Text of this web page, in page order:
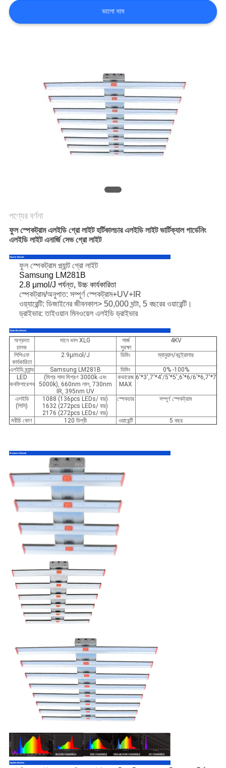
জন্য
আবেদন
PRIVACY
ভালো দাম
পণ্যের বর্ণনা
ফুল স্পেকট্রাম এলইডি গ্রো লাইট হর্টিকালচার এলইডি লাইট ভার্টিক্যাল গার্ডেনিং
এলইডি লাইট এনার্জি সেভ গ্রো লাইট
ফুল স্পেকট্রাম প্ল্যান্ট গ্রো লাইট
Samsung LM281B
2.8 μmol/J পর্যন্ত, উচ্চ কার্যকারিতা
স্পেকট্রাম/অনুপাত: সম্পূর্ণ স্পেকট্রাম+UV+IR
ওয়্যারেন্টি: ডিজাইনের জীবনকাল> 50,000 ঘন্টা, 5 বছরের ওয়ারেন্টি।
ড্রাইভার: তাইওয়ান মিনওয়েল এলইডি ড্রাইভার
অগ্রদত
চালক
মানে ভাল XLG
সার্জ
সুরক্ষা
4KV
পিপিএফ
কার্যকারিতা
2.9μmol/J ডিমিং ম্যানুয়াল/কন্ট্রোলার
এলইডি ব্র্যান্ড Samsung LM281B ডিমিং
0% -100%
LED
কনফিগারেশন
(মিশ্র সাদা মিশ্রণ 3000k এবং
5000k), 660nm লাল, 730nm
IR, 395nm UV
কভারেজ
MAX
6'*3',7'*4'/5'*5',6'*6/6'*6,7'*7
এলইডি
(পিসি)
1088 (136pcs LEDs/ বার)
1632 (272pcs LEDs/ বার)
2176 (272pcs LEDs/ বার)
স্পেকচার সম্পূর্ণ স্পেকট্রাম
মরীচি কোণ 120 ডিগ্রী ওয়ারেন্টি 5 বছর